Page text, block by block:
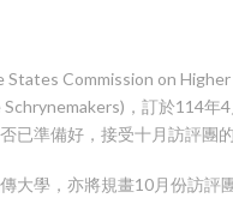
States Commission on
Schrynemakers)，訂於114
已準備好，接受十月訪評團的
大學，亦將規畫10月份訪評